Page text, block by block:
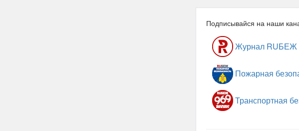
Подписывайся на наши
Журнал RUБЕЖ
Пожарная
Транспортная